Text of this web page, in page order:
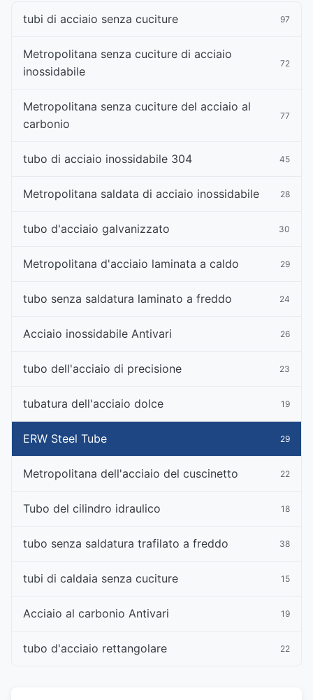
tubi di acciaio senza cuciture 97
Metropolitana senza cuciture di acciaio
inossidabile
72
Metropolitana senza cuciture del acciaio al
carbonio
77
tubo di acciaio inossidabile 304 45
Metropolitana saldata di acciaio inossidabile 28
tubo d'acciaio galvanizzato 30
Metropolitana d'acciaio laminata a caldo 29
tubo senza saldatura laminato a freddo 24
Acciaio inossidabile Antivari 26
tubo dell'acciaio di precisione 23
tubatura dell'acciaio dolce 19
ERW Steel Tube 29
Metropolitana dell'acciaio del cuscinetto 22
Tubo del cilindro idraulico 18
tubo senza saldatura trafilato a freddo 38
tubi di caldaia senza cuciture 15
Acciaio al carbonio Antivari 19
tubo d'acciaio rettangolare 22